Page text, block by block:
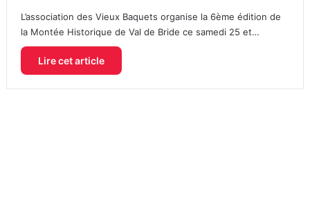
L’association des Vieux Baquets organise la 6ème édition de
la Montée Historique de Val de Bride ce samedi 25 et…
Lire cet article